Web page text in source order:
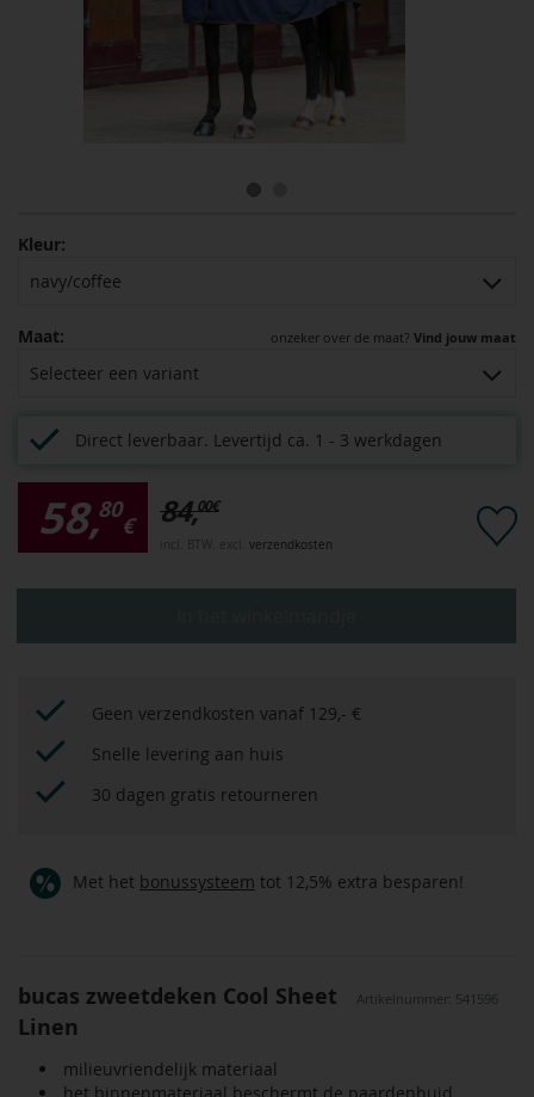
Kleur:
navy/coffee
Maat: onzeker over de maat? Vind jouw maat
Selecteer een variant
Direct leverbaar. Levertijd ca. 1 - 3 werkdagen
58,80
€ 84,00€
incl. BTW. excl. verzendkosten
Geen verzendkosten vanaf 129,- €
Snelle levering aan huis
30 dagen gratis retourneren
Met het bonussysteem tot 12,5% extra besparen!
bucas zweetdeken Cool Sheet
Linen
Artikelnummer: 541596
milieuvriendelijk materiaal